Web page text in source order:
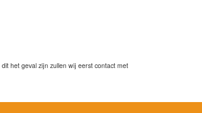
het geval zijn zullen wij eerst contact met